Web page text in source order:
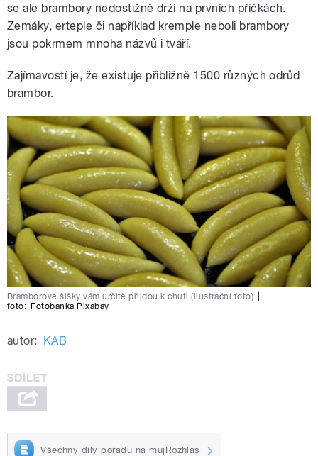
se ale brambory nedostižně drží na prvních příčkách.
Zemáky, erteple či například kremple neboli brambory
jsou pokrmem mnoha názvů i tváří.
Zajímavostí je, že existuje přibližně 1500 různých odrůd
brambor.
Bramborové šišky vám určitě přijdou k chuti (ilustrační foto)
foto: Fotobanka Pixabay
autor: KAB
Všechny díly pořadu na mujRozhlas